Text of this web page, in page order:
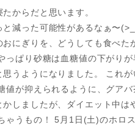
からだと思います。
と減った可能性があるなぁ〜
にぎりを、どうしても食べた
っぱり砂糖は血糖値の下がり
うようになりました。 これ
値が抑えられるように、グア
しましたが、ダイエット中は
ゃうもの！ 5月1日(土)のホロス